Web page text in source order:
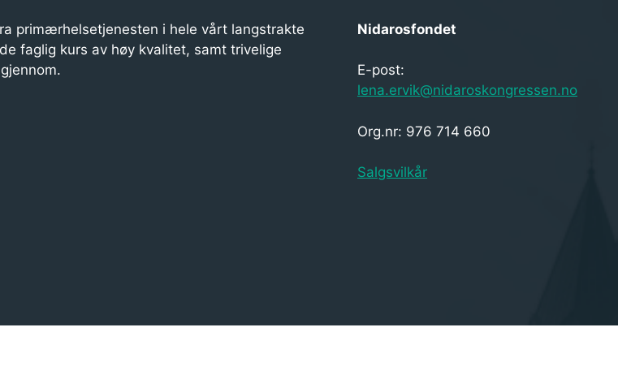
primærhelsetjenesten i hele vårt langstrakte
faglig kurs av høy kvalitet, samt trivelige
Nidarosfondet
E-post:
lena.ervik@nidaroskongressen.no
Org.nr: 976 714 660
Salgsvilkår